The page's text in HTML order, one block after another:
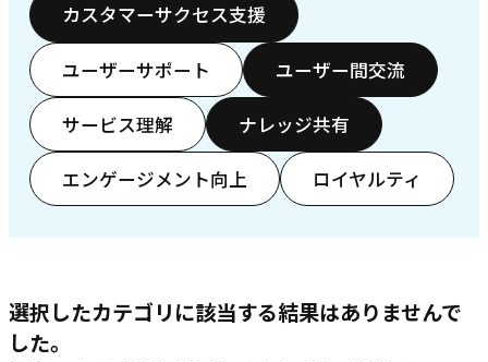
カスタマーサクセス支援
ユーザーサポート ユーザー間交流
サービス理解 ナレッジ共有
エンゲージメント向上 ロイヤルティ
選択したカテゴリに該当する結果はありませんで
した。